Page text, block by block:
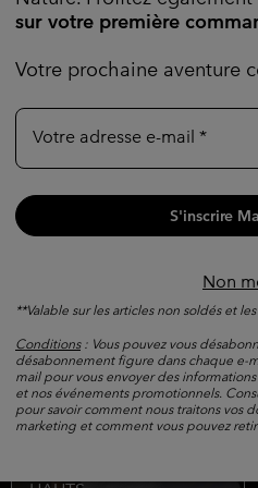
sur votre première
Votre prochaine aventure
Votre adresse e-mail
S'inscrire
Non
**Valable sur les articles non soldés et
Conditions: Vous pouvez vous
désabonnement figure dans chaque e-
mail pour vous envoyer des
et nos événements promotionnels.
pour savoir comment nous traitons vos
marketing et comment vous pouvez
Trouvez votre
Top Picks 1